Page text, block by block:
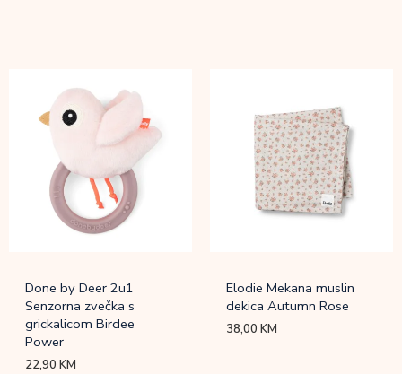
Done by Deer 2u1
Senzorna zvečka s
grickalicom Birdee
Power
22,90KM
Elodie Mekana muslin
dekica Autumn Rose
38,00KM